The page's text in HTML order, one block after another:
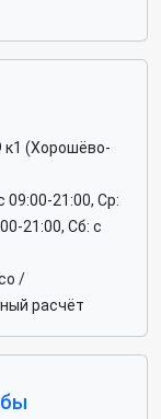
к1 (Хорошёво-
09:00-21:00, Ср:
21:00, Сб: c
/
расчёт